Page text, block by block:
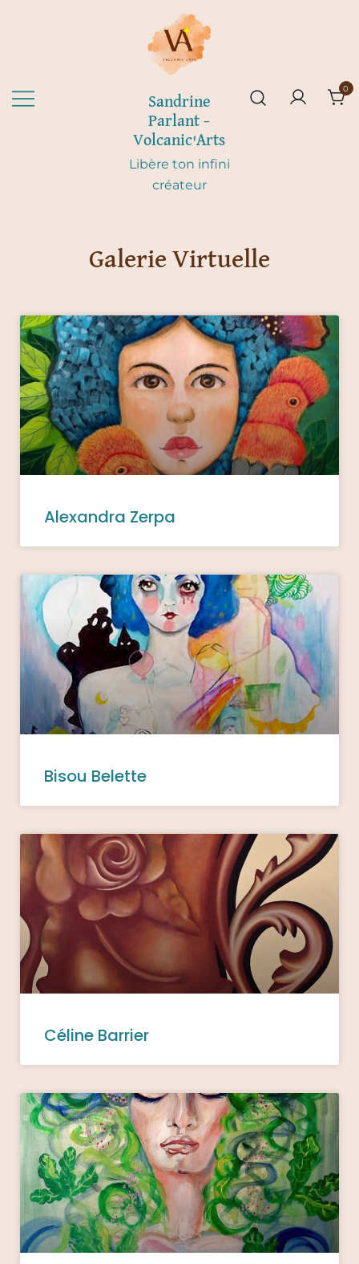
Sandrine
Parlant –
Volcanic'Arts
Libère ton infini
créateur
0
Galerie Virtuelle
Alexandra Zerpa
Bisou Belette
Céline Barrier